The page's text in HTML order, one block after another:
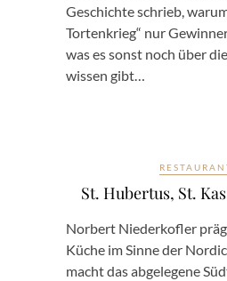
Geschichte schrieb,
Tortenkrieg“ nur
was es sonst noch über
wissen gibt…
St. Hubertus, St.
Norbert Niederkofler
Küche im Sinne der
macht das abgelegene